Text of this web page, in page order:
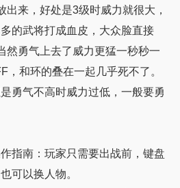
出来，好处是3级时威力就很大，
的武将打成血皮，大众脸直接
然勇气上去了威力更猛一秒秒一
，和环的叠在一起几乎死不了。
勇气不高时威力过低，一般要勇
指南：玩家只需要出战前，键盘
可以换人物。